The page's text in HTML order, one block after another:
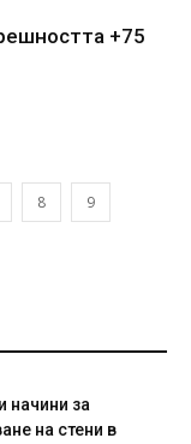
+75
8 9
начини за
на стени в